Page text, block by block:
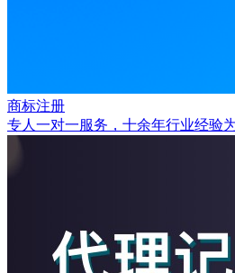
商标注册
专人一对一服务，十余年行业经验